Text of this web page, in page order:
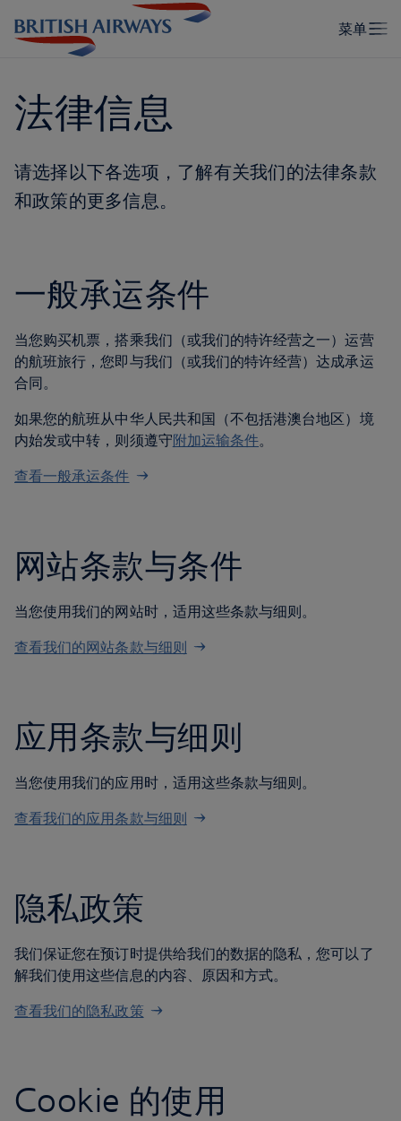
法律信息
请选择以下各选项，了解有关我们的法律条款
和政策的更多信息。
一般承运条件
当您购买机票，搭乘我们（或我们的特许经营之一）运营
的航班旅行，您即与我们（或我们的特许经营）达成承运
合同。
如果您的航班从中华人民共和国（不包括港澳台地区）境
内始发或中转，则须遵守附加运输条件。
查看一般承运条件
网站条款与条件
当您使用我们的网站时，适用这些条款与细则。
查看我们的网站条款与细则
应用条款与细则
当您使用我们的应用时，适用这些条款与细则。
查看我们的应用条款与细则
隐私政策
我们保证您在预订时提供给我们的数据的隐私，您可以了
解我们使用这些信息的内容、原因和方式。
查看我们的隐私政策
Cookie 的使用